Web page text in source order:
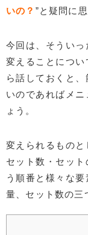
いの？ ”と疑問に
今回は、そうい
変えることにつ
ら話しておくと
いのであればメ
ょう。
変えられるものと
セット数・セッ
う順番と様々な
量、セット数の三